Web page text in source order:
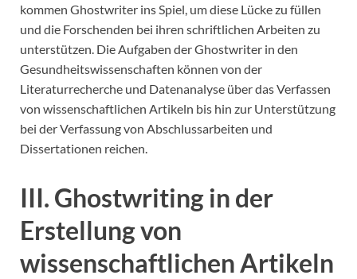
kommen Ghostwriter ins Spiel, um diese Lücke zu füllen
und die Forschenden bei ihren schriftlichen Arbeiten zu
unterstützen. Die Aufgaben der Ghostwriter in den
Gesundheitswissenschaften können von der
Literaturrecherche und Datenanalyse über das Verfassen
von wissenschaftlichen Artikeln bis hin zur Unterstützung
bei der Verfassung von Abschlussarbeiten und
Dissertationen reichen.
III. Ghostwriting in der
Erstellung von
wissenschaftlichen Artikeln